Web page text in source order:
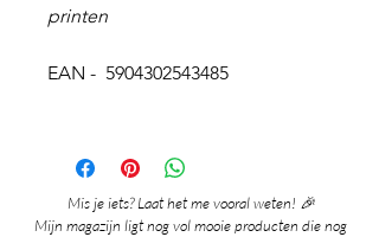
printen
EAN - 5904302543485
Mis je iets? Laat het me vooral weten! 🎉
Mijn magazijn ligt nog vol mooie producten die nog